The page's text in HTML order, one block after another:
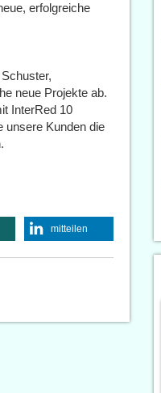
erfolgreiche
neue Projekte ab.
InterRed 10
unsere Kunden die
mitteilen